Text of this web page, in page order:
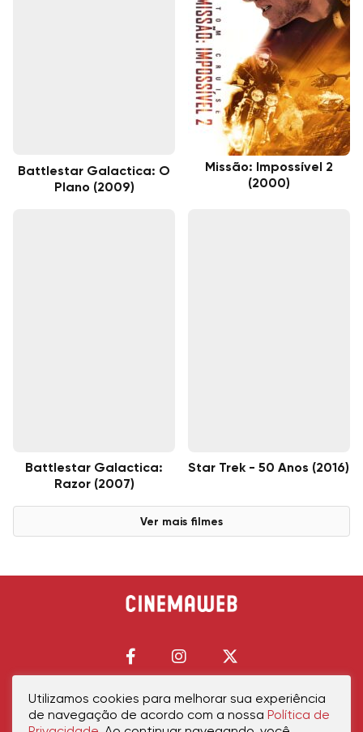
Battlestar Galactica: O
Plano (2009)
Missão: Impossível 2
(2000)
Battlestar Galactica:
Razor (2007)
Star Trek - 50 Anos (2016)
Ver mais filmes
Início Política de PrivacidadePolítica de CookiesContatoSobre Nós
Utilizamos cookies para melhorar sua experiência
de navegação de acordo com a nossa Política de